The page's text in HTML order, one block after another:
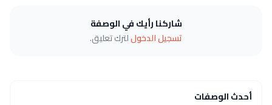
شاركنا رأيك في الوصفة
تسجيل الدخوللترك تعليق.
أحدث الوصفات